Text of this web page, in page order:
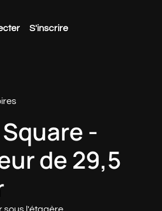
S'inscrire
-
de 29,5